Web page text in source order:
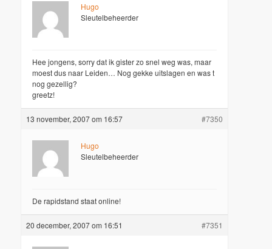
Hugo
Sleutelbeheerder
Hee jongens, sorry dat ik gister zo snel weg was, maar
moest dus naar Leiden… Nog gekke uitslagen en was t
nog gezellig?
greetz!
13 november, 2007 om 16:57 #7350
Hugo
Sleutelbeheerder
De rapidstand staat online!
20 december, 2007 om 16:51 #7351